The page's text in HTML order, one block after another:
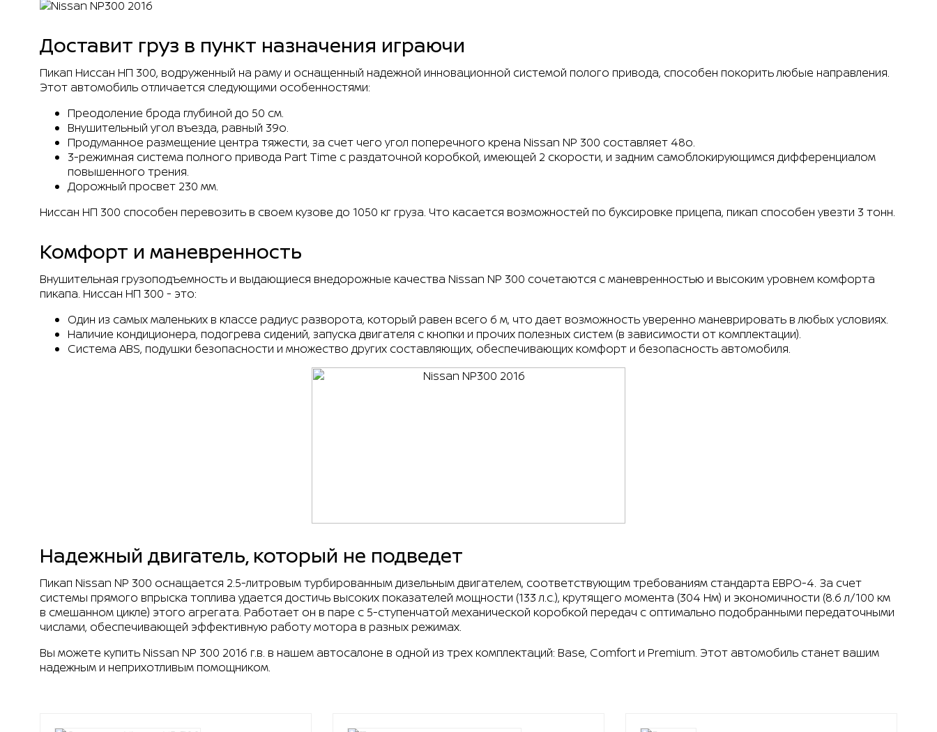
Patrol
Звоните
Обратный звонок
Доставит груз в пункт назначения играючи
Пикап Ниссан НП 300, водруженный на раму и оснащенный надежной инновационной системой полого привода, способен покорить любые направления.
Этот автомобиль отличается следующими особенностями:
Преодоление брода глубиной до 50 см.
Внушительный угол въезда, равный 39o.
Продуманное размещение центра тяжести, за счет чего угол поперечного крена Nissan NP 300 составляет 48o.
3-режимная система полного привода Part Time с раздаточной коробкой, имеющей 2 скорости, и задним самоблокирующимся дифференциалом
повышенного трения.
Дорожный просвет 230 мм.
Ниссан НП 300 способен перевозить в своем кузове до 1050 кг груза. Что касается возможностей по буксировке прицепа, пикап способен увезти 3 тонн.
Комфорт и маневренность
Внушительная грузоподъемность и выдающиеся внедорожные качества Nissan NP 300 сочетаются с маневренностью и высоким уровнем комфорта
пикапа. Ниссан НП 300 - это:
Один из самых маленьких в классе радиус разворота, который равен всего 6 м, что дает возможность уверенно маневрировать в любых условиях.
Наличие кондиционера, подогрева сидений, запуска двигателя с кнопки и прочих полезных систем (в зависимости от комплектации).
Система ABS, подушки безопасности и множество других составляющих, обеспечивающих комфорт и безопасность автомобиля.
Надежный двигатель, который не подведет
Пикап Nissan NP 300 оснащается 2.5-литровым турбированным дизельным двигателем, соответствующим требованиям стандарта ЕВРО-4. За счет
системы прямого впрыска топлива удается достичь высоких показателей мощности (133 л.с.), крутящего момента (304 Нм) и экономичности (8.6 л/100 км
в смешанном цикле) этого агрегата. Работает он в паре с 5-ступенчатой механической коробкой передач с оптимально подобранными передаточными
числами, обеспечивающей эффективную работу мотора в разных режимах.
Вы можете купить Nissan NP 300 2016 г.в. в нашем автосалоне в одной из трех комплектаций: Base, Comfort и Premium. Этот автомобиль станет вашим
надежным и неприхотливым помощником.